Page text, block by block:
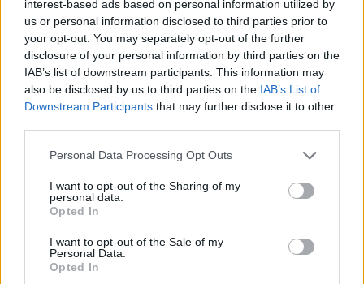
interest-based ads based on personal information utilized by
us or personal information disclosed to third parties prior to
your opt-out. You may separately opt-out of the further
disclosure of your personal information by third parties on the
IAB’s list of downstream participants. This information may
also be disclosed by us to third parties on the IAB’s List of
Downstream Participants that may further disclose it to other
Please note that this website/app uses one or more Google
not limited to your visit or usage behaviour. You may click to
grant or deny consent to Google and its third-party tags to
use your data for below specified purposes in below Google
consent section.
Personal Data Processing Opt Outs
I want to opt-out of the Sharing of my
personal data.
Opted In
I want to opt-out of the Sale of my
Personal Data.
Opted In
kultúráért jelvény; 1986-1988: Derkovits-ösztöndíj; 1991:
Munkácsy-díj; 1992: Római Magyar Akadémia ösztöndíja;
1993: KulturKontakt féléves bécsi ösztöndíja; 1995: a
Kulturreferat der München ösztöndíja; 1997: Széchenyi
professzori ösztöndíj. Főiskolai tanulmányai kezdetei óta
performance-ain és filmjein elemi grafikai jelek - a pont, a
vonal, a festői gesztus nyomát hordozó sík, és pl. az azon
ritmikusan sorolódó függőleges egyenesek (Egyenközű
párhuzamosok, 1978), s kivágásként, más szempontból
keretként "működő" paralelogrammák (pl.: Egyenes